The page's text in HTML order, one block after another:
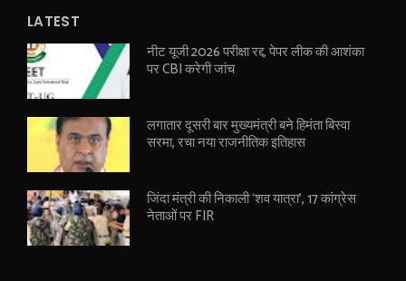
LATEST
नीट यूजी 2026 परीक्षा रद्द, पेपर लीक की आशंका
पर CBI करेगी जांच
लगातार दूसरी बार मुख्यमंत्री बने हिमंता बिस्वा
सरमा, रचा नया राजनीतिक इतिहास
जिंदा मंत्री की निकाली ‘शव यात्रा’, 17 कांग्रेस
नेताओं पर FIR